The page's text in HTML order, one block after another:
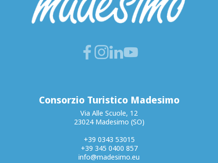
Consorzio Turistico Madesimo
Via Alle Scuole, 12
23024 Madesimo (SO)
+39 0343 53015
+39 345 0400 857
info@madesimo.eu